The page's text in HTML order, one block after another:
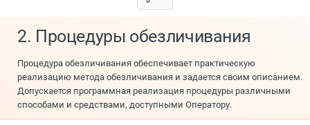
2. Процедуры обезличивания
Процедура обезличивания обеспечивает практическую
реализацию метода обезличивания и задается своим описанием.
Допускается программная реализация процедуры различными
способами и средствами, доступными Оператору.